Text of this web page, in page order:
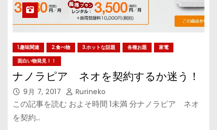
1.趣味関連 2.食べ物 3.ホットな話題 各種お題
家電
面白い物発見！！
ナノラピア ネオを契約するか迷う！
9月 7, 2017 Rurineko
この記事を読む およそ時間 1未満 分ナノラピア ネオ
を契約…